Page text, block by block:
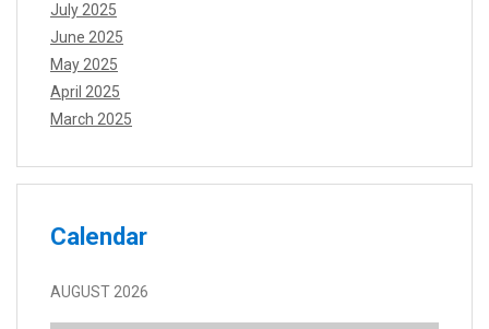
July 2025
June 2025
May 2025
April 2025
March 2025
Calendar
AUGUST 2026